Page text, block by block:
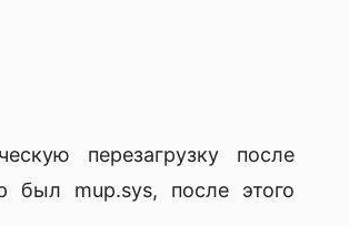
перезагрузку после
был mup.sys, после этого